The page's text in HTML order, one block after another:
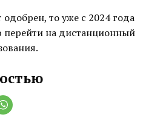
одобрен, то уже с 2024 года
перейти на дистанционный